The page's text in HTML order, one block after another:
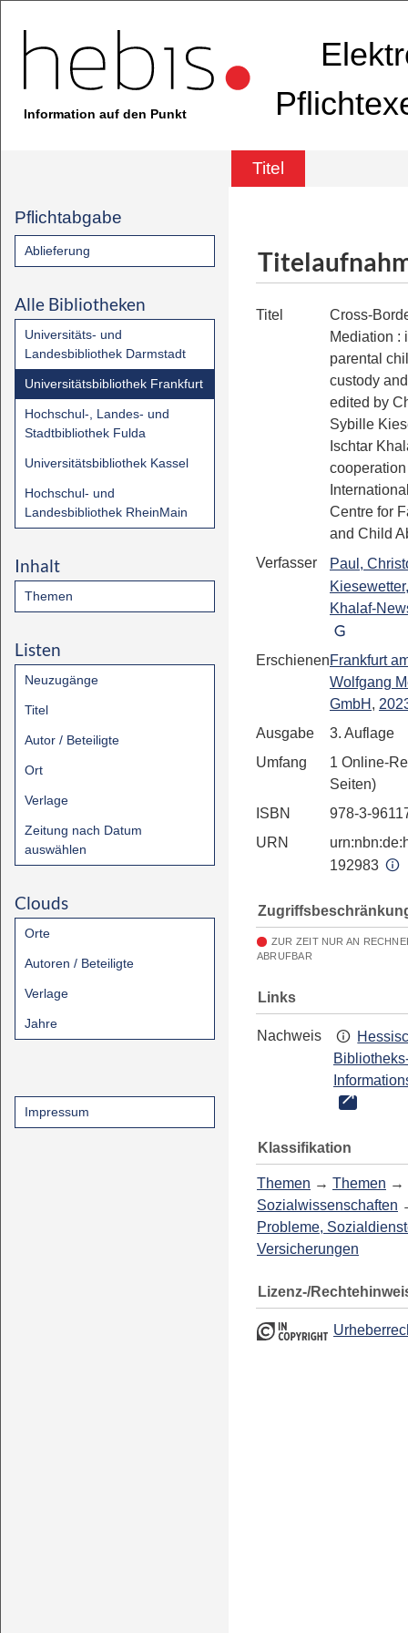
Information auf den Punkt
Titel
Pflichtabgabe
Ablieferung
Alle Bibliotheken
Universitäts- und
Landesbibliothek Darmstadt
Universitätsbibliothek Frankfurt
Hochschul-, Landes- und
Stadtbibliothek Fulda
Universitätsbibliothek Kassel
Hochschul- und
Landesbibliothek RheinMain
Inhalt
Themen
Listen
Neuzugänge
Titel
Autor / Beteiligte
Ort
Verlage
Zeitung nach Datum
auswählen
Clouds
Orte
Autoren / Beteiligte
Verlage
Jahre
Impressum
Titel
Cross-
Mediation :
parental
custody
edited by
Sybille
Ischtar
Centre for
and Child
Verfasser
Paul,
Khalaf-
ErschienenFrankfurt
Wolfgang
GmbH ,
Ausgabe
3. Auflage
Umfang
1 Online-
Seiten)
ISBN
978-3-
URN
192983
ZUR ZEIT NUR AN
ABRUFBAR
Links
Nachweis
Klassifikation
Themen → Themen →
Sozialwissenschaften
Probleme,
Versicherungen
Lizenz-/